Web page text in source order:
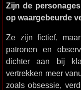
Zijn de
op waargebeurde
Ze zijn fictief,
patronen en
dichter aan bij
vertrekken meer
zoals obsessie,